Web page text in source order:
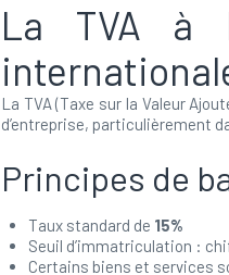
La TVA à
La TVA (Taxe sur la Valeur
d’entreprise, particulièrement
Principes de
Taux standard de 15%
Seuil d’immatriculation :
Certains biens et services